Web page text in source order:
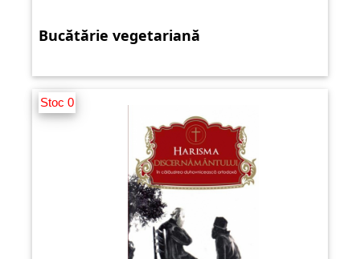
Bucătărie vegetariană
Stoc 0